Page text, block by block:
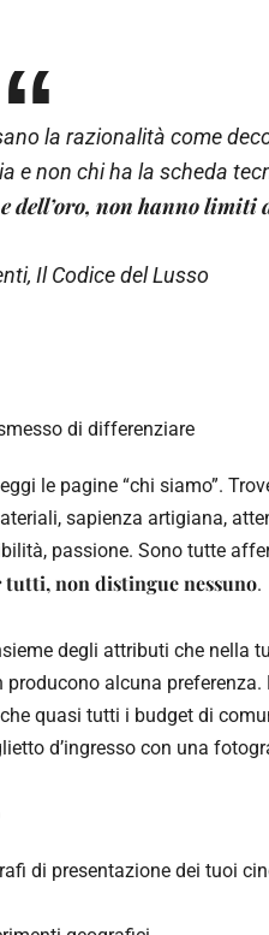
la razionalità come
e non chi ha la scheda
dell’oro, non hanno limiti
Il Codice del Lusso
di differenziare
le pagine “chi siamo”.
sapienza artigiana,
passione. Sono tutte
tutti, non distingue nessuno.
degli attributi che nella
alcuna preferenza.
quasi tutti i budget di
d’ingresso con una
di presentazione dei tuoi